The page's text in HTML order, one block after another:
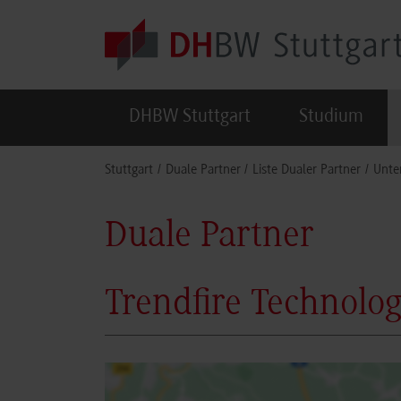
DHBW Stuttgart Studium
Stuttgart Duale Partner Liste Dualer Partner
Duale Partner
Trendfire